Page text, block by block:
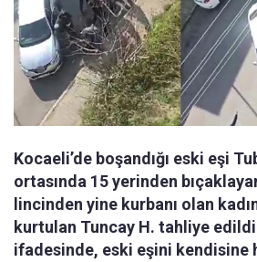
Kocaeli’de boşandığı eski eşi
ortasında 15 yerinden
lincinden yine kurbanı olan
kurtulan Tuncay H. tahliye
ifadesinde, eski eşini kendisine